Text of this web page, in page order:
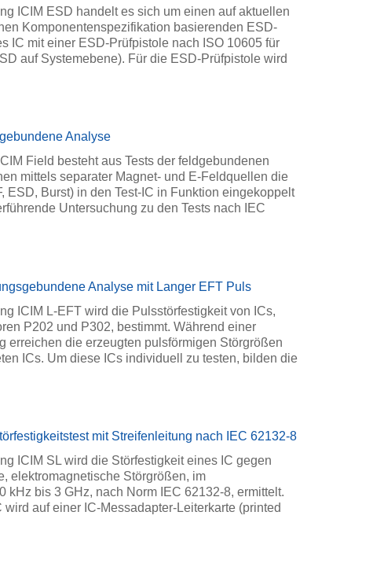
ICIM ESD handelt es sich um einen auf aktuellen
Komponentenspezifikation basierenden ESD-
IC mit einer ESD-Prüfpistole nach ISO 10605 für
auf Systemebene). Für die ESD-Prüfpistole wird
Analyse
Field besteht aus Tests der feldgebundenen
mittels separater Magnet- und E-Feldquellen die
ESD, Burst) in den Test-IC in Funktion eingekoppelt
Untersuchung zu den Tests nach IEC
Analyse mit Langer EFT Puls
ICIM L-EFT wird die Pulsstörfestigkeit von ICs,
P202 und P302, bestimmt. Während einer
erreichen die erzeugten pulsförmigen Störgrößen
ICs. Um diese ICs individuell zu testen, bilden die
mit Streifenleitung nach IEC 62132-8
ICIM SL wird die Störfestigkeit eines IC gegen
elektromagnetische Störgrößen, im
kHz bis 3 GHz, nach Norm IEC 62132-8, ermittelt.
wird auf einer IC-Messadapter-Leiterkarte (printed